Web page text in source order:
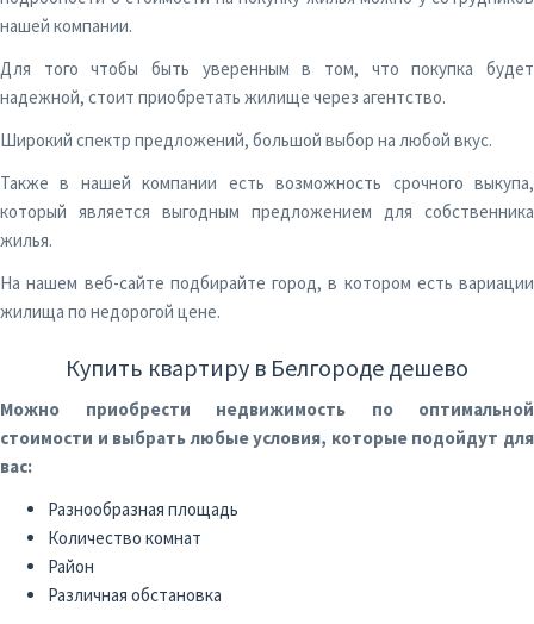
нашей компании.
Для того чтобы быть уверенным в том, что покупка будет
надежной, стоит приобретать жилище через агентство.
Широкий спектр предложений, большой выбор на любой вкус.
Также в нашей компании есть возможность срочного выкупа,
который является выгодным предложением для собственника
жилья.
На нашем веб-сайте подбирайте город, в котором есть вариации
жилища по недорогой цене.
Купить квартиру в Белгороде дешево
Можно приобрести недвижимость по оптимальной
стоимости и выбрать любые условия, которые подойдут для
вас:
Разнообразная площадь
Количество комнат
Район
Различная обстановка